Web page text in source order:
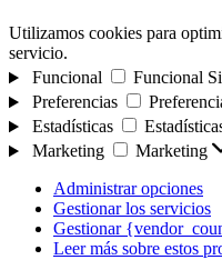
Utilizamos cookies para
servicio.
Funcional
Funcional
Preferencias
Estadísticas
Marketing
Marketing
Administrar opciones
Gestionar los servicios
Gestionar
Leer más sobre estos